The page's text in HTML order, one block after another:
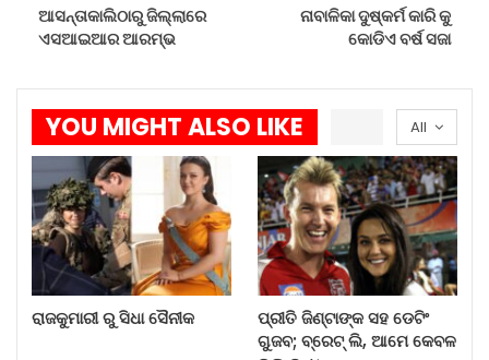
କେନ୍ଦୁଝରରେ ବନ୍ୟା କ୍ଷୟକ୍ଷତି…
Aug 5, 2026
କସ୍ତୁରବା ଗାନ୍ଧୀ ବାଳିକା…
Aug 4, 2026
ସ୍ଥାନୀୟ ଲୋକଙ୍କ କହିବା ଅନୁଯାୟୀ, ବାରମ୍ବାର ପ୍ରଶାସନ
ଏବଂ ସରକାରୀ କାର୍ଯ୍ୟାଳୟରେ ଅଭିଯୋଗ
କରାଯାଇଥିଲେ ମଧ୍ୟ ଆଜି ପର୍ଯ୍ୟନ୍ତ ସ୍ଥାୟୀ ସମାଧାନ
ହୋଇପାରିନାହିଁ । ମହିଳାମାନେ ଅନେକଥର ସ୍ଥାନୀୟ
କାର୍ଯ୍ୟାଳୟ ଘେରାଉ କରି ପ୍ରତିବାଦ କରିଥିଲେ ମଧ୍ୟ
ଆସନ୍ତାକାଲିଠାରୁ ଜିଲ୍ଲାରେ
ଏସଆଇଆର ଆରମ୍ଭ
ନାବାଳିକା ଦୁଷ୍କର୍ମ କାରି କୁ
କୋଡିଏ ବର୍ଷ ସଜା
All
YOU MIGHT ALSO LIKE
ରାଜକୁମାରୀ ରୁ ସିଧା ସୈନୀକ
ପ୍ରୀତି ଜିଣ୍ଟାଙ୍କ ସହ ଡେଟିଂ
ଗୁଜବ; ବ୍ରେଟ୍ ଲି, ଆମେ କେବଳ